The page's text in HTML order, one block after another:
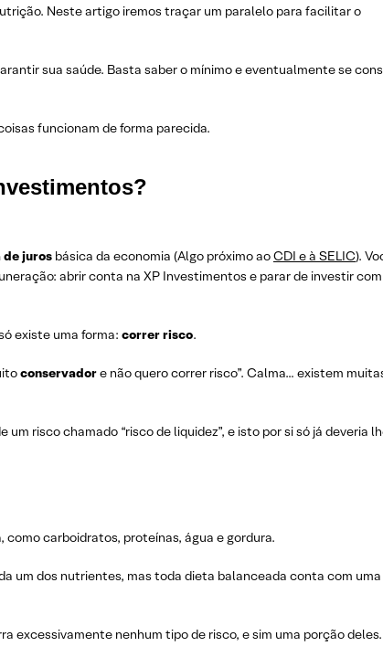
Neste artigo iremos traçar um paralelo para facilitar o
sua saúde. Basta saber o mínimo e eventualmente se
funcionam de forma parecida.
de juros básica da economia (Algo próximo aoCDI e à SELIC).
abrir conta na XP Investimentos e parar de investir com
existe uma forma: correr risco.
conservadore não quero correr risco”. Calma… existem
um risco chamado “risco de liquidez”, e isto por si só já deveria
carboidratos, proteínas, água e gordura.
um dos nutrientes, mas toda dieta balanceada conta com uma
excessivamente nenhum tipo de risco, e sim uma porção deles.